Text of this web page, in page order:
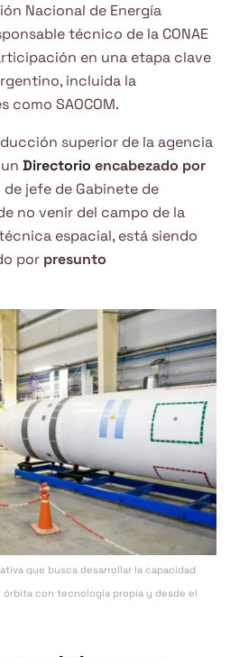
Nacional de Energía
técnico de la CONAE
en una etapa clave
incluida la
como SAOCOM.
superior de la agencia
Directorio encabezado por
de jefe de Gabinete de
no venir del campo de la
espacial, está siendo
por presunto
que busca desarrollar la capacidad
con tecnología propia y desde el